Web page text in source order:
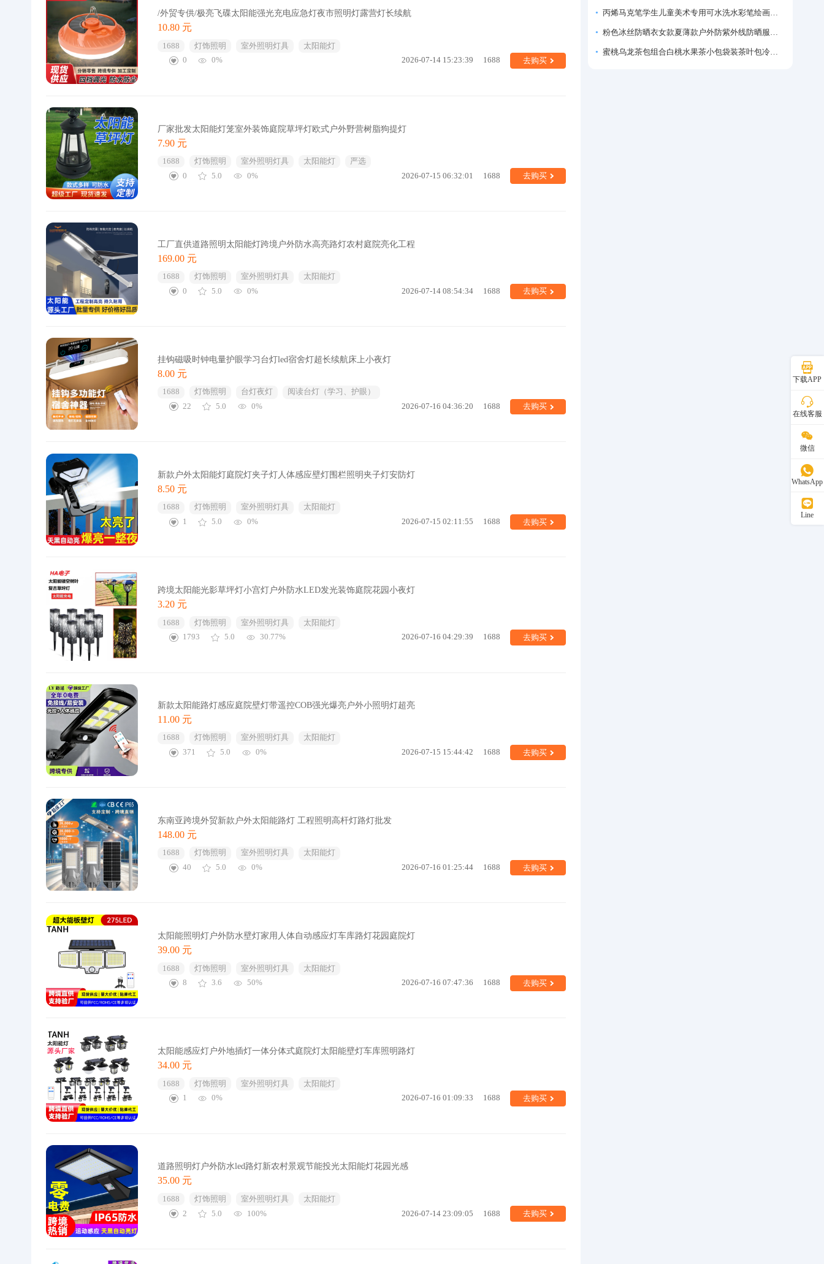
/外贸专供/极亮飞碟太阳能强光充电应急灯夜市照明灯露营灯长续航
10.80 元
1688 灯饰照明 室外照明灯具
太阳能灯
0
0% 2026-07-14 15:23:39 1688 去购买
厂家批发太阳能灯笼室外装饰庭院草坪灯欧式户外野营树脂狗提灯
7.90 元
1688 灯饰照明 室外照明灯具 太阳能灯
严选
0
5.0 0% 2026-07-15 06:32:01 1688 去购买
工厂直供道路照明太阳能灯跨境户外防水高亮路灯农村庭院亮化工程
169.00 元
1688 灯饰照明 室外照明灯具
太阳能灯
0
5.0 0% 2026-07-14 08:54:34 1688 去购买
挂钩磁吸时钟电量护眼学习台灯led宿舍灯超长续航床上小夜灯
8.00 元
1688 灯饰照明 台灯夜灯
阅读台灯（学习、护眼）
22
5.0 0% 2026-07-16 04:36:20 1688 去购买
新款户外太阳能灯庭院灯夹子灯人体感应壁灯围栏照明夹子灯安防灯
8.50 元
1688 灯饰照明 室外照明灯具
太阳能灯
1
5.0 0% 2026-07-15 02:11:55 1688 去购买
跨境太阳能光影草坪灯小宫灯户外防水LED发光装饰庭院花园小夜灯
3.20 元
1688 灯饰照明 室外照明灯具
太阳能灯
1793
5.0 30.77% 2026-07-16 04:29:39 1688 去购买
新款太阳能路灯感应庭院壁灯带遥控COB强光爆亮户外小照明灯超亮
11.00 元
1688 灯饰照明 室外照明灯具
太阳能灯
371
5.0 0% 2026-07-15 15:44:42 1688 去购买
东南亚跨境外贸新款户外太阳能路灯 工程照明高杆灯路灯批发
148.00 元
1688 灯饰照明 室外照明灯具
太阳能灯
40
5.0 0% 2026-07-16 01:25:44 1688 去购买
太阳能照明灯户外防水壁灯家用人体自动感应灯车库路灯花园庭院灯
39.00 元
1688 灯饰照明 室外照明灯具
太阳能灯
8
3.6 50% 2026-07-16 07:47:36 1688 去购买
太阳能感应灯户外地插灯一体分体式庭院灯太阳能壁灯车库照明路灯
34.00 元
1688 灯饰照明 室外照明灯具
太阳能灯
1
0% 2026-07-16 01:09:33 1688 去购买
道路照明灯户外防水led路灯新农村景观节能投光太阳能灯花园光感
35.00 元
1688 灯饰照明 室外照明灯具
太阳能灯
2
5.0 100% 2026-07-14 23:09:05 1688 去购买
丙烯马克笔学生儿童美术专用可水洗水彩笔绘画彩色涂鸦画笔不透色可叠色防水手绘diy丙烯颜料笔水性填色笔
粉色冰丝防晒衣女款夏薄款户外防紫外线防晒服修身紧身短外套上衣
蜜桃乌龙茶包组合白桃水果茶小包袋装茶叶包冷泡茶泡水喝的东西
下载APP
在线客服
微信
WhatsApp
Line